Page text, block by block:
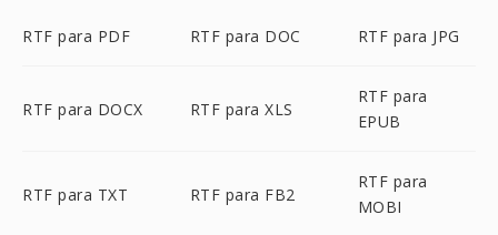
RTF para PDF RTF para DOC RTF para JPG
RTF para DOCX RTF para XLS
RTF para
EPUB
RTF para TXT RTF para FB2
RTF para
MOBI